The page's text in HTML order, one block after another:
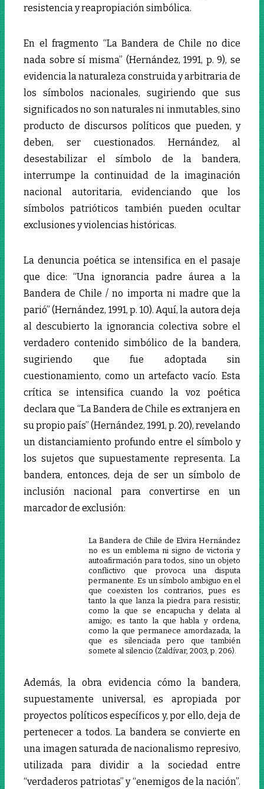
resistencia y reapropiación simbólica.
En el fragmento “La Bandera de Chile no dice
nada sobre sí misma” (Hernández, 1991, p. 9), se
evidencia la naturaleza construida y arbitraria de
los símbolos nacionales, sugiriendo que sus
significados no son naturales ni inmutables, sino
producto de discursos políticos que pueden, y
deben, ser cuestionados. Hernández, al
desestabilizar el símbolo de la bandera,
interrumpe la continuidad de la imaginación
nacional autoritaria, evidenciando que los
símbolos patrióticos también pueden ocultar
exclusiones y violencias históricas.
La denuncia poética se intensifica en el pasaje
que dice: “Una ignorancia padre áurea a la
Bandera de Chile / no importa ni madre que la
parió” (Hernández, 1991, p. 10). Aquí, la autora deja
al descubierto la ignorancia colectiva sobre el
verdadero contenido simbólico de la bandera,
sugiriendo que fue adoptada sin
cuestionamiento, como un artefacto vacío. Esta
crítica se intensifica cuando la voz poética
declara que “La Bandera de Chile es extranjera en
su propio país” (Hernández, 1991, p. 20), revelando
un distanciamiento profundo entre el símbolo y
los sujetos que supuestamente representa. La
bandera, entonces, deja de ser un símbolo de
inclusión nacional para convertirse en un
marcador de exclusión:
La Bandera de Chile de Elvira Hernández
no es un emblema ni signo de victoria y
autoafirmación para todos, sino un objeto
conflictivo que provoca una disputa
permanente. Es un símbolo ambiguo en el
que coexisten los contrarios, pues es
tanto la que lanza la piedra para resistir,
como la que se encapucha y delata al
amigo; es tanto la que habla y ordena,
como la que permanece amordazada, la
que es silenciada pero que también
somete al silencio (Zaldívar, 2003, p. 206).
Además, la obra evidencia cómo la bandera,
supuestamente universal, es apropiada por
proyectos políticos específicos y, por ello, deja de
pertenecer a todos. La bandera se convierte en
una imagen saturada de nacionalismo represivo,
utilizada para dividir a la sociedad entre
“verdaderos patriotas” y “enemigos de la nación”.